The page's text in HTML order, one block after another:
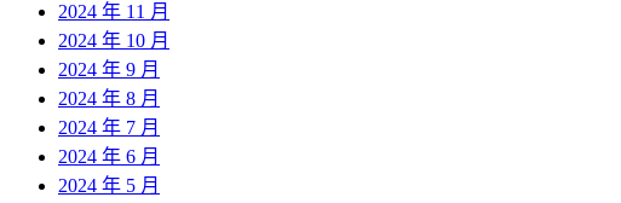
2024 年 11 月
2024 年 10 月
2024 年 9 月
2024 年 8 月
2024 年 7 月
2024 年 6 月
2024 年 5 月